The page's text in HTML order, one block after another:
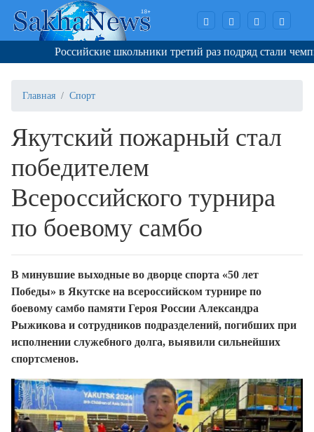
Российские школьники третий раз подряд стали
Главная Спорт
Якутский пожарный стал
победителем
Всероссийского турнира
по боевому самбо
В минувшие выходные во дворце спорта «50 лет
Победы» в Якутске на всероссийском турнире по
боевому самбо памяти Героя России Александра
Рыжикова и сотрудников подразделений, погибших при
исполнении служебного долга, выявили сильнейших
спортсменов.